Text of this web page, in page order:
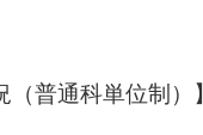
（普通科単位制）】